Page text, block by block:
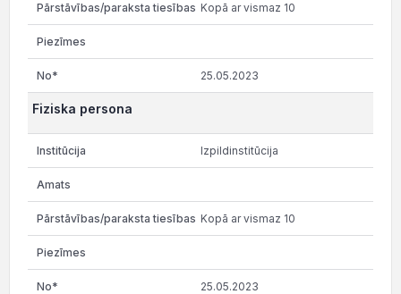
Kopā ar vismaz 10
25.05.2023
Fiziska persona
Izpildinstitūcija
Kopā ar vismaz 10
25.05.2023